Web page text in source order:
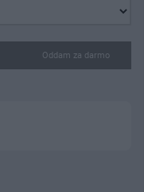
Oddam za darmo